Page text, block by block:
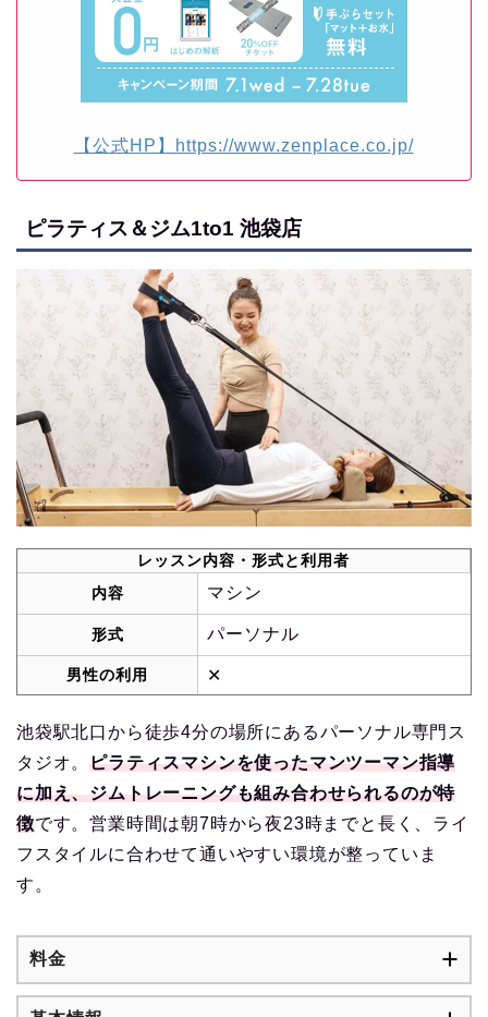
【公式HP】https://www.zenplace.co.jp/
ピラティス＆ジム1to1 池袋店
レッスン内容・形式と利用者
内容
マシン
形式 パーソナル
男性の利用 ✕
池袋駅北口から徒歩4分の場所にあるパーソナル専門ス
タジオ。ピラティスマシンを使ったマンツーマン指導
に加え、ジムトレーニングも組み合わせられるのが特
徴です。営業時間は朝7時から夜23時までと長く、ライ
フスタイルに合わせて通いやすい環境が整っていま
す。
料金